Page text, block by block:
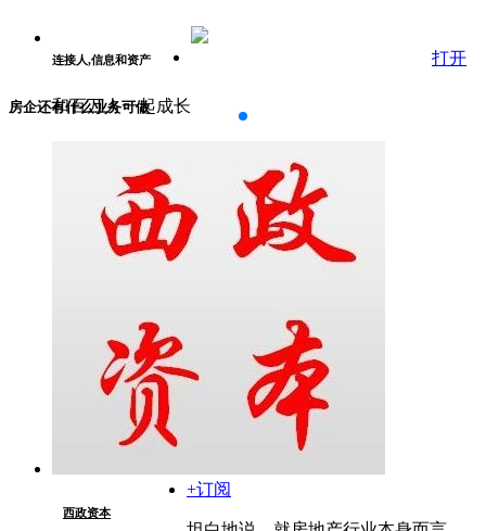
连接人,信息和资产
和百万人一起成长
打开
房企还有什么业务可做
西政资本
+订阅